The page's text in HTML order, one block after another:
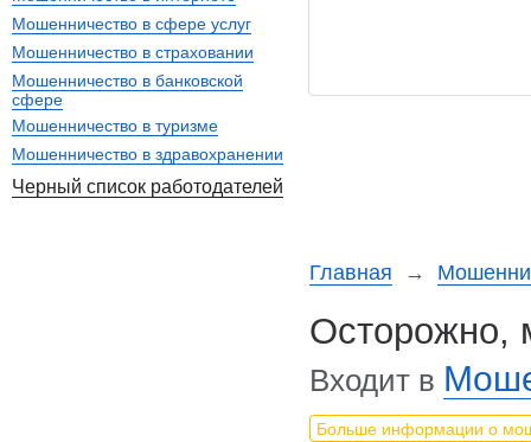
Главная →
Осторожно,
Входит в
Больше информации о
Мошенничество в сфере услуг
Мошенничество в страховании
Мошенничество в банковской
сфере
Мошенничество в туризме
Мошенничество в здравохранении
Черный список работодателей